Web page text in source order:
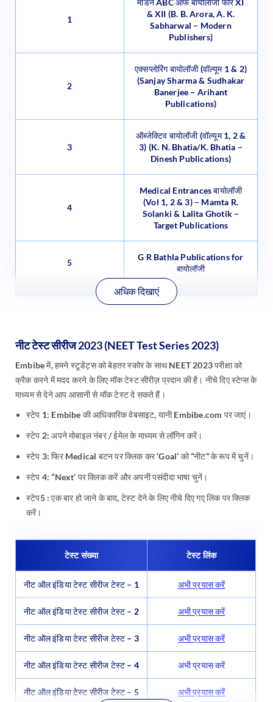
1
मॉडर्न ABC ऑफ बायोलॉजी फॉर XI
& XII (B. B. Arora, A. K.
Sabharwal – Modern
Publishers)
2
एक्सप्लोरिंग बायोलॉजी (वॉल्यूम 1 & 2)
(Sanjay Sharma & Sudhakar
Banerjee – Arihant
Publications)
3
ऑब्जेक्टिव बायोलॉजी (वॉल्यूम 1, 2 &
3) (K. N. Bhatia/K. Bhatia –
Dinesh Publications)
4
Medical Entrances बायोलॉजी
(Vol 1, 2 & 3) – Mamta R.
Solanki & Lalita Ghotik –
Target Publications
5
G R Bathla Publications for
बायोलॉजी
अधिक दिखाएं
नीट टेस्ट सीरीज 2023 (NEET Test Series 2023)
Embibe में, हमने स्टूडेंट्स को बेहतर स्कोर के साथ NEET 2023 परीक्षा को
क्रैक करने में मदद करने के लिए मॉक टेस्ट सीरीज़ प्रदान की है। नीचे दिए स्टेप्स के
माध्यम से देने आप आसानी से मॉक टेस्ट दे सकते हैं।
स्टेप 1: Embibe की आधिकारिक वेबसाइट, यानी Embibe.com पर जाएं।
स्टेप 2: अपने मोबाइल नंबर / ईमेल के माध्यम से लॉगिन करें।
स्टेप 3: फिर Medical बटन पर क्लिक कर ‘Goal’ को “नीट” के रूप में चुनें।
स्टेप 4: ”Next’ पर क्लिक करें और अपनी पसंदीदा भाषा चुनें।
स्टेप5 : एक बार हो जाने के बाद, टेस्ट देने के लिए नीचे दिए गए लिंक पर क्लिक
करें।
टेस्ट संख्या टेस्ट लिंक
नीट ऑल इंडिया टेस्ट सीरीज टेस्ट – 1 अभी प्रयास करें
नीट ऑल इंडिया टेस्ट सीरीज टेस्ट – 2 अभी प्रयास करें
नीट ऑल इंडिया टेस्ट सीरीज टेस्ट – 3 अभी प्रयास करें
नीट ऑल इंडिया टेस्ट सीरीज टेस्ट – 4 अभी प्रयास करें
नीट ऑल इंडिया टेस्ट सीरीज टेस्ट – 5 अभी प्रयास करें